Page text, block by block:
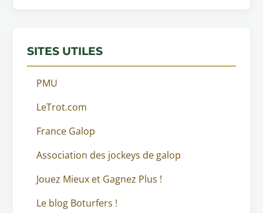
SITES UTILES
PMU
LeTrot.com
France Galop
Association des jockeys de galop
Jouez Mieux et Gagnez Plus !
Le blog Boturfers !